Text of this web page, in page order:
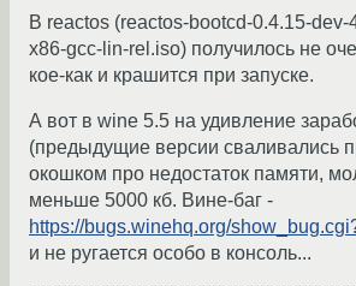
В reactos (reactos-bootcd-0.4.15-
x86-gcc-lin-rel.iso) получилось не
кое-как и крашится при запуске.
А вот в wine 5.5 на удивление
(предыдущие версии сваливались
окошком про недостаток памяти,
меньше 5000 кб. Вине-баг -
https://bugs.winehq.org/
и не ругается особо в консоль...